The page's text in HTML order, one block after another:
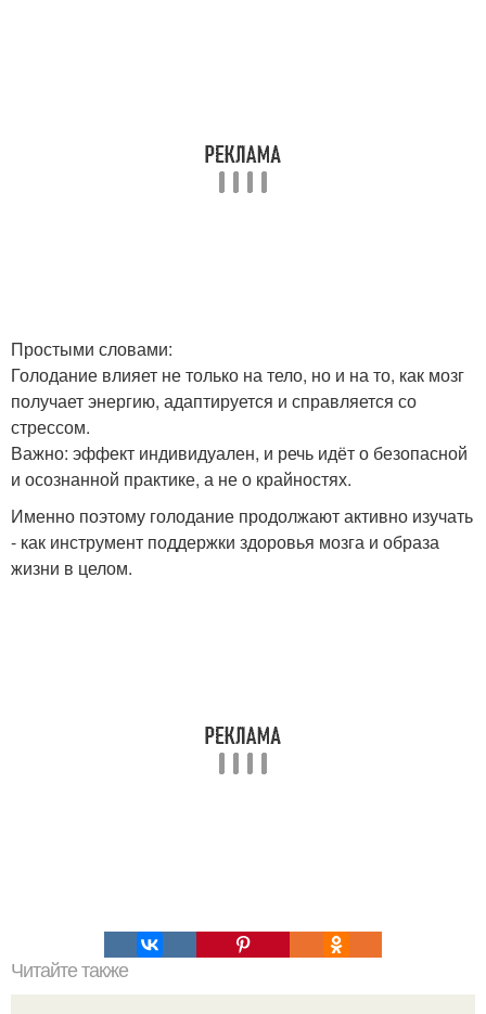
Простыми словами:
Голодание влияет не только на тело, но и на то, как мозг
получает энергию, адаптируется и справляется со
стрессом.
Важно: эффект индивидуален, и речь идёт о безопасной
и осознанной практике, а не о крайностях.
Именно поэтому голодание продолжают активно изучать
- как инструмент поддержки здоровья мозга и образа
жизни в целом.
Читайте также